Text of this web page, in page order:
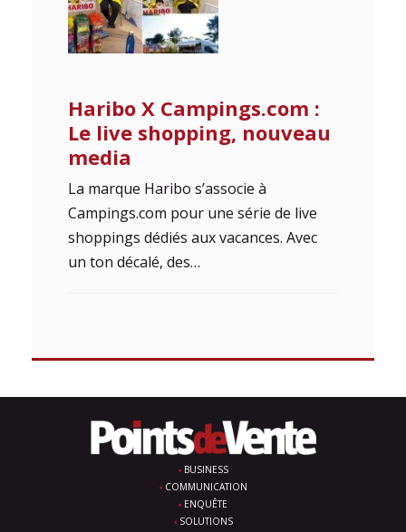
Haribo X Campings.com :
Le live shopping, nouveau
media
La marque Haribo s’associe à
Campings.com pour une série de live
shoppings dédiés aux vacances. Avec
un ton décalé, des…
BUSINESS
COMMUNICATION
ENQUÊTE
SOLUTIONS